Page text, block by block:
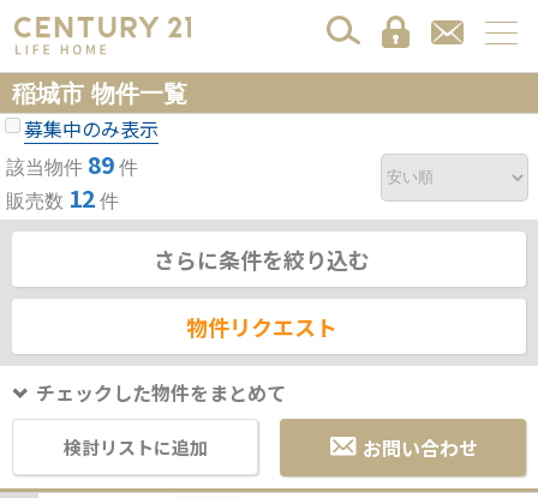
稲城市 物件一覧
募集中のみ表示
該当物件 89 件
販売数 12 件
さらに条件を絞り込む
物件リクエスト
チェックした物件をまとめて
検討リストに追加 お問い合わせ